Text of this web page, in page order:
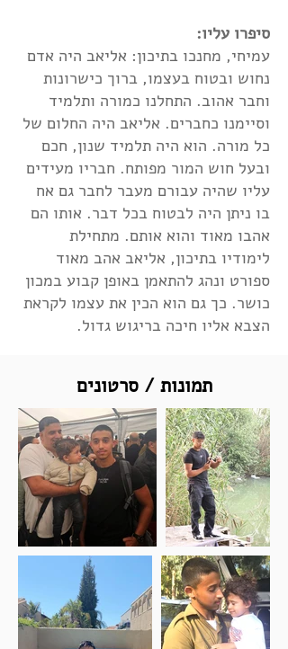
סיפרו עליו:
עמיחי, מחנכו בתיכון: אליאב היה אדם
נחוש ובטוח בעצמו, ברוך כישרונות
וחבר אהוב. התחלנו כמורה ותלמיד
וסיימנו כחברים. אליאב היה החלום של
כל מורה. הוא היה תלמיד שנון, חכם
ובעל חוש המור מפותח. חבריו מעידים
עליו שהיה עבורם מעבר לחבר גם אח
בו ניתן היה לבטוח בכל דבר. אותו הם
אהבו מאוד והוא אותם. מתחילת
לימודיו בתיכון, אליאב אהב מאוד
ספורט ונהג להתאמן באופן קבוע במכון
כושר. כך גם הוא הכין את עצמו לקראת
הצבא אליו חיכה בריגוש גדול.
תמונות / סרטונים